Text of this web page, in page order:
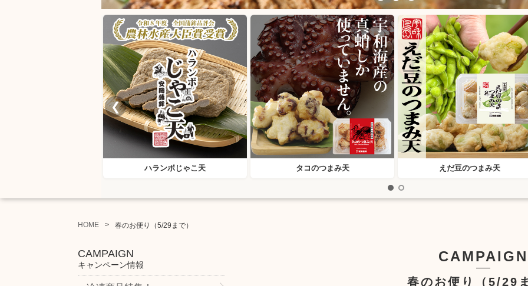
ハランボじゃこ天 タコのつまみ天 えだ豆のつまみ天
❮
HOME 春のお便り（5/29まで）
CAMPAIGN
春のお便り（5/29
CAMPAIGN
キャンペーン情報